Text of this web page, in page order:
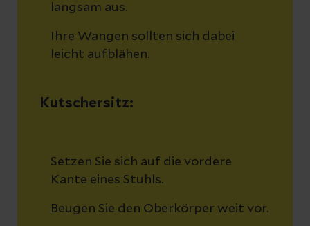
langsam aus.
Ihre Wangen sollten sich dabei
leicht aufblähen.
Kutschersitz:
Setzen Sie sich auf die vordere
Kante eines Stuhls.
Beugen Sie den Oberkörper weit vor.